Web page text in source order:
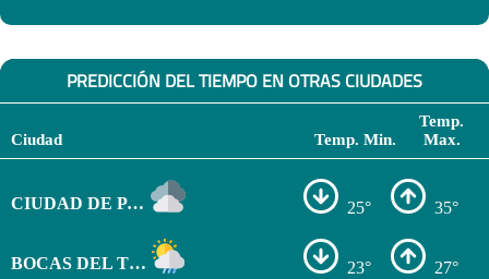
PREDICCIÓN DEL TIEMPO EN OTRAS CIUDADES
Ciudad Temp. Min.
Temp.
Max.
CIUDAD DE PANAMÁ 25° 35°
BOCAS DEL TORO 23° 27°